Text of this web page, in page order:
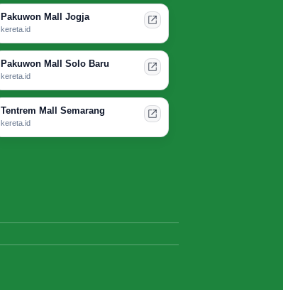
Pakuwon Mall Jogja
kereta.id
Pakuwon Mall Solo Baru
kereta.id
Tentrem Mall Semarang
kereta.id